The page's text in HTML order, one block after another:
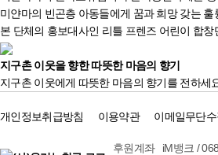
미얀마의 빈곤층 아동들에게 꿈과 희망 갖는
본 단체의 홍보대사인 리틀 프렌즈 어린이 합
지구촌 이웃을 향한 따뜻한 마음의 향기
지구촌 이웃에게 따뜻한 마음의 향기를 전하세
개인정보취급방침 이용약관 이메일무단
후원계좌 iM뱅크 /